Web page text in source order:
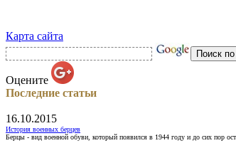
Карта сайта
Оцените
Последние статьи
16.10.2015
История военных берцев
Берцы - вид военной обуви, который появился в 1944 году и до сих пор